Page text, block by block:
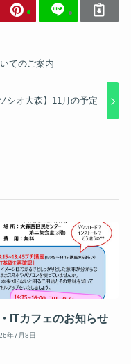
てのご案内
ソシオ大森】11月の予定
ITカフェのお知らせ
年7月8日